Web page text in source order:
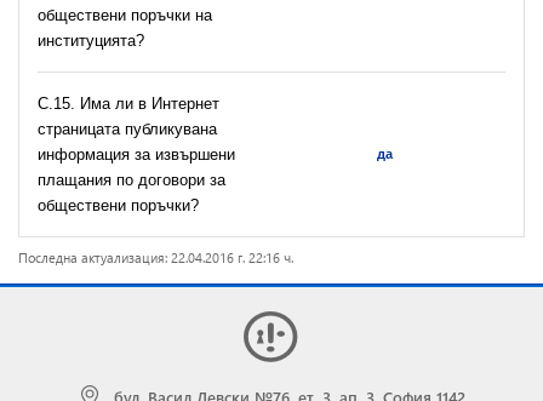
обществени поръчки на
институцията?
С.15. Има ли в Интернет
страницата публикувана
информация за извършени
плащания по договори за
обществени поръчки?
да
Последна актуализация: 22.04.2016 г. 22:16 ч.
бул. Васил Левски №76, ет. 3, ап. 3, София 1142